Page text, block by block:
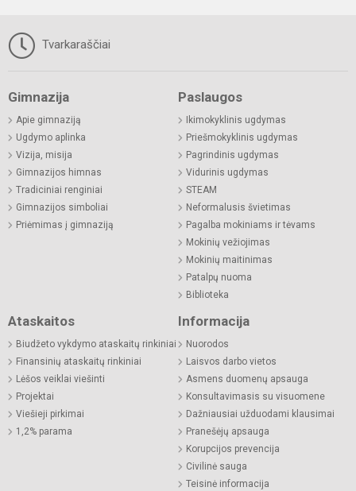
Tvarkaraščiai
Gimnazija
Apie gimnaziją
Ugdymo aplinka
Vizija, misija
Gimnazijos himnas
Tradiciniai renginiai
Gimnazijos simboliai
Priėmimas į gimnaziją
Paslaugos
Ikimokyklinis ugdymas
Priešmokyklinis ugdymas
Pagrindinis ugdymas
Vidurinis ugdymas
STEAM
Neformalusis švietimas
Pagalba mokiniams ir tėvams
Mokinių vežiojimas
Mokinių maitinimas
Patalpų nuoma
Biblioteka
Ataskaitos
Biudžeto vykdymo ataskaitų rinkiniai
Finansinių ataskaitų rinkiniai
Lėšos veiklai viešinti
Projektai
Viešieji pirkimai
1,2% parama
Informacija
Nuorodos
Laisvos darbo vietos
Asmens duomenų apsauga
Konsultavimasis su visuomene
Dažniausiai užduodami klausimai
Pranešėjų apsauga
Korupcijos prevencija
Civilinė sauga
Teisinė informacija